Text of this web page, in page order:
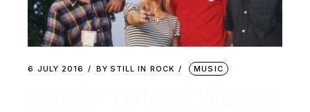
6 JULY 2016 BY STILL IN ROCK MUSIC